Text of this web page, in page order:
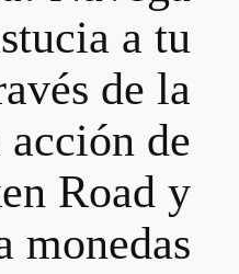
a tu
de la
de
Road y
monedas.